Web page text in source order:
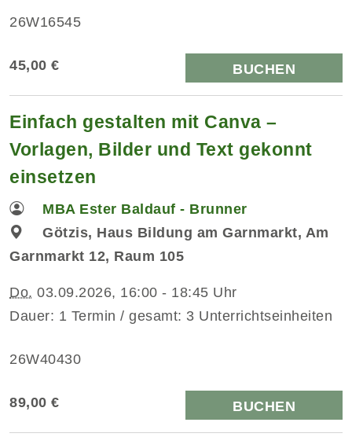
26W16545
45,00 € BUCHEN
Einfach gestalten mit Canva –
Vorlagen, Bilder und Text gekonnt
einsetzen
MBA Ester Baldauf - Brunner
Götzis, Haus Bildung am Garnmarkt, Am
Garnmarkt 12, Raum 105
Do. 03.09.2026, 16:00 - 18:45 Uhr
Dauer: 1 Termin / gesamt: 3 Unterrichtseinheiten
26W40430
89,00 € BUCHEN